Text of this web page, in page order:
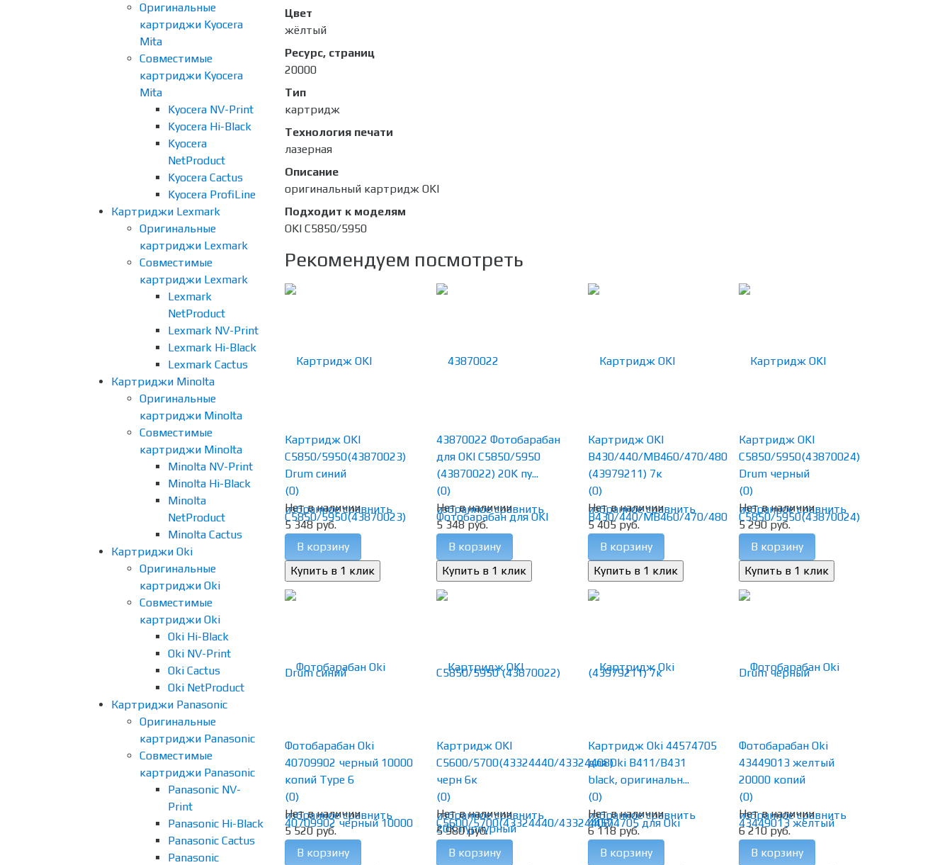
Оригинальные
картриджи Kyocera
Mita
Совместимые
картриджи Kyocera
Mita
Kyocera NV-Print
Kyocera Hi-Black
Kyocera
NetProduct
Kyocera Cactus
Kyocera ProfiLine
Картриджи Lexmark
Оригинальные
картриджи Lexmark
Совместимые
картриджи Lexmark
Lexmark
NetProduct
Lexmark NV-Print
Lexmark Hi-Black
Lexmark Cactus
Картриджи Minolta
Оригинальные
картриджи Minolta
Совместимые
картриджи Minolta
Minolta NV-Print
Minolta Hi-Black
Minolta
NetProduct
Minolta Cactus
Картриджи Oki
Оригинальные
картриджи Oki
Совместимые
картриджи Oki
Oki Hi-Black
Oki NV-Print
Oki Cactus
Oki NetProduct
Картриджи Panasonic
Оригинальные
картриджи Panasonic
Совместимые
картриджи Panasonic
Panasonic NV-
Print
Panasonic Hi-Black
Panasonic Cactus
Panasonic
Цвет
жёлтый
Ресурс, страниц
20000
Тип
картридж
Технология печати
лазерная
Описание
оригинальный картридж OKI
Подходит к моделям
OKI C5850/5950
Рекомендуем посмотреть
избранное сравнить
Картридж OKI
C5850/5950(43870023)
Drum синий
(0)
Нет в наличии
5 348 руб.
В корзину
избранное сравнить
43870022 Фотобарабан
для OKI C5850/5950
(43870022) 20K пу...
(0)
Нет в наличии
5 348 руб.
В корзину
избранное сравнить
Картридж OKI
B430/440/MB460/470/480
(43979211) 7к
(0)
Нет в наличии
5 405 руб.
В корзину
избранное сравнить
Картридж OKI
C5850/5950(43870024)
Drum черный
(0)
Нет в наличии
5 290 руб.
В корзину
избранное сравнить
Фотобарабан Oki
40709902 черный 10000
копий Type 6
(0)
Нет в наличии
5 520 руб.
В корзину
избранное сравнить
Картридж OKI
C5600/5700(43324440/43324408)
черн 6к
(0)
Нет в наличии
5 980 руб.
В корзину
избранное сравнить
Картридж Oki 44574705
для Oki B411/B431
black, оригинальн...
(0)
Нет в наличии
6 118 руб.
В корзину
избранное сравнить
Фотобарабан Oki
43449013 желтый
20000 копий
(0)
Нет в наличии
6 210 руб.
В корзину